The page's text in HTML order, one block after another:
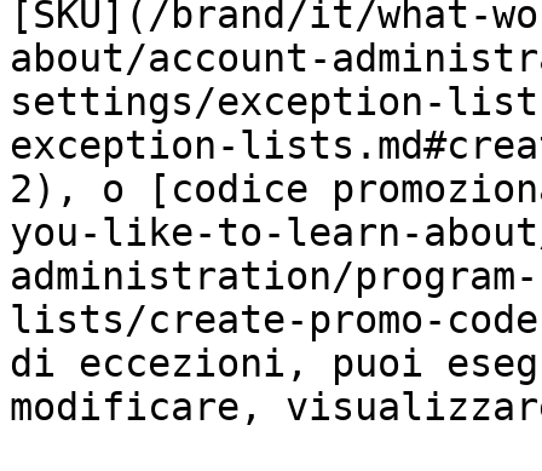
[SKU](/brand/it/what-
about/account-
settings/exception-
exception-
2), o [codice
you-like-to-learn-
administration/
lists/create-promo-
di eccezioni, puoi
modificare,